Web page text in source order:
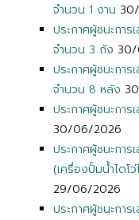
จำนวน 1 งาน
ประกาศผู้ชนะกา
จำนวน 3 ถัง
ประกาศผู้ชนะการ
จำนวน 8 หลัง
ประกาศผู้ชนะกา
30/06/2026
ประกาศผู้ชนะกา
(เครื่องปั้มน้ำได
29/06/2026
ประกาศผู้ชนะกา